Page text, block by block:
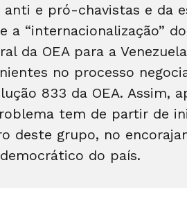
anti e pró-chavistas e da
a “internacionalização”
da OEA para a
no processo
833 da OEA. Assim,
tem de partir de
deste grupo, no
do país.